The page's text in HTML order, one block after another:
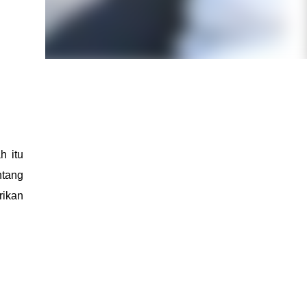
itu